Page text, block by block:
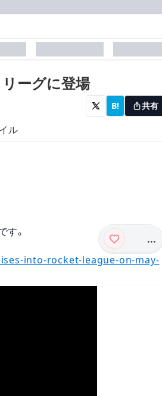
ーグに登場
B! 共有
...
す。
into-rocket-league-on-may-